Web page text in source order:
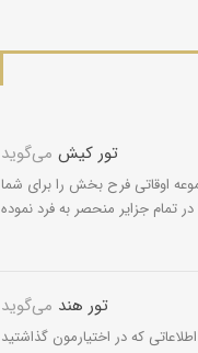
تور کیش می‌گوید
اوقاتی فرح بخش را برای شما
تمام جزایر منحصر به فرد نموده
تور هند می‌گوید
که در اختیارمون گذاشتید